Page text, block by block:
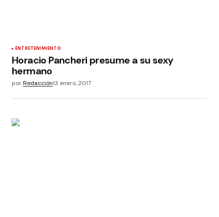
ENTRETENIMIENTO
Horacio Pancheri presume a su sexy
hermano
porRedacción13 enero, 2017